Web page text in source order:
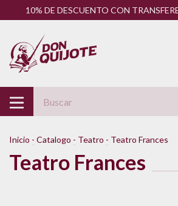
10% DE DESCUENTO CON
Inicio - Catalogo - Teatro - Teatro Frances
Teatro Frances